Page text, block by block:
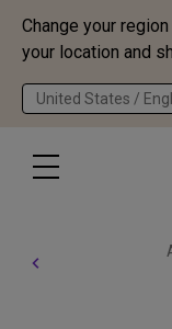
Change your
your location and
United States /